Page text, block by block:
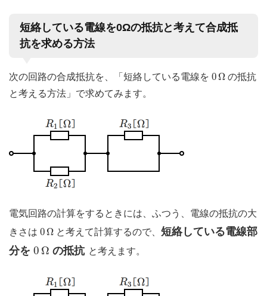
短絡している電線を0Ωの抵抗と考えて合成抵
抗を求める方法
次の回路の合成抵抗を、「短絡している電線を 0Ω
0 Ωの抵抗
と考える方法」で求めてみます。
電気回路の計算をするときには、ふつう、電線の抵抗の大
きさは 0Ω
0 Ωと考えて計算するので、 短絡している電線部
分を 0 Ω
0 Ω の抵抗 と考えます。